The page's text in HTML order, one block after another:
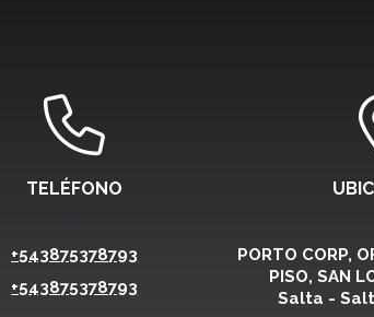
TELÉFONO
+543875378793
+543875378793
PORTO CORP,
PISO, SAN
Salta -